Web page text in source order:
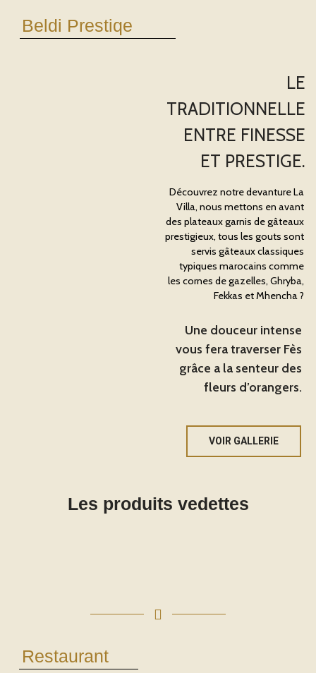
Beldi Prestiqe
LE
TRADITIONNELLE
ENTRE FINESSE
ET PRESTIGE.
Découvrez notre devanture La
Villa, nous mettons en avant
des plateaux garnis de gâteaux
prestigieux, tous les gouts sont
servis gâteaux classiques
typiques marocains comme
les cornes de gazelles, Ghryba,
Fekkas et Mhencha ?
Une douceur intense
vous fera traverser Fès
grâce a la senteur des
fleurs d’orangers.
VOIR GALLERIE
Les produits vedettes
Restaurant